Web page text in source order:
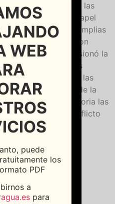
las legislativas y las
estalló por el papel
de la reacción amplias
popular que lograron
que convulsionó la
borroka' contra los
instigado desde las
y el gobierno de la
en la historia las
origen de ese conflicto
WEB
puede
los
PDF
a
para